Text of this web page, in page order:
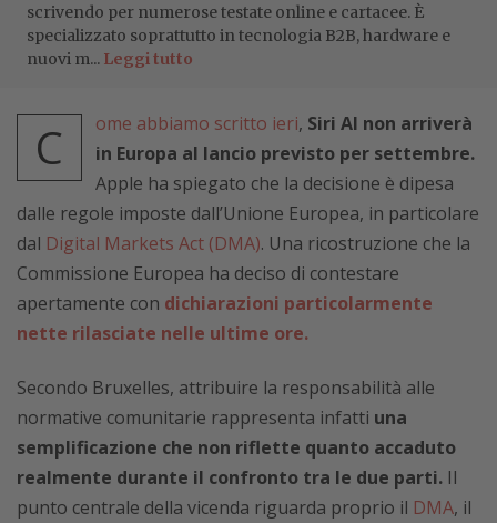
scrivendo per numerose testate online e cartacee. È
specializzato soprattutto in tecnologia B2B, hardware e
nuovi m... Leggi tutto
C ome abbiamo scritto ieri, Siri AI non arriverà
in Europa al lancio previsto per settembre.
Apple ha spiegato che la decisione è dipesa
dalle regole imposte dall’Unione Europea, in particolare
dal Digital Markets Act (DMA). Una ricostruzione che la
Commissione Europea ha deciso di contestare
apertamente con dichiarazioni particolarmente
nette rilasciate nelle ultime ore.
Secondo Bruxelles, attribuire la responsabilità alle
normative comunitarie rappresenta infatti una
semplificazione che non riflette quanto accaduto
realmente durante il confronto tra le due parti. Il
punto centrale della vicenda riguarda proprio il DMA, il